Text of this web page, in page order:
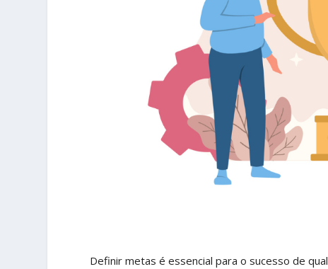
Definir metas é essencial para o sucesso de